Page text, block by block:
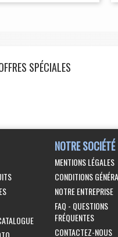
SPÉCIALES
NOTRE SOCIÉTÉ
MENTIONS LÉGALES
CONDITIONS
NOTRE ENTREPRISE
FAQ - QUESTIONS
FRÉQUENTES
CONTACTEZ-NOUS